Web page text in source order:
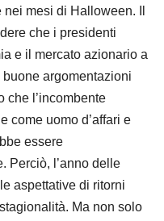
mesi di Halloween. Il
che i presidenti
e il mercato azionario a
buone argomentazioni
che l’incombente
come uomo d’affari e
essere
Perciò, l’anno delle
aspettative di ritorni
Ma non solo